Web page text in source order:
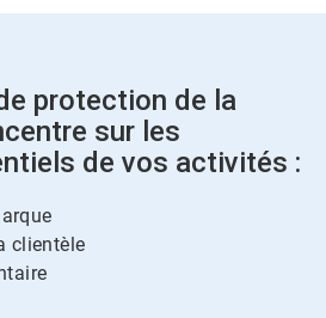
protection de la
sur les
de vos activités :
clientèle